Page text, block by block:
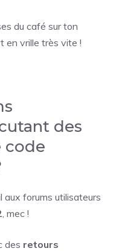
du café sur ton
vrille très vite !
des
code
forums utilisateurs
, mec !
des retours